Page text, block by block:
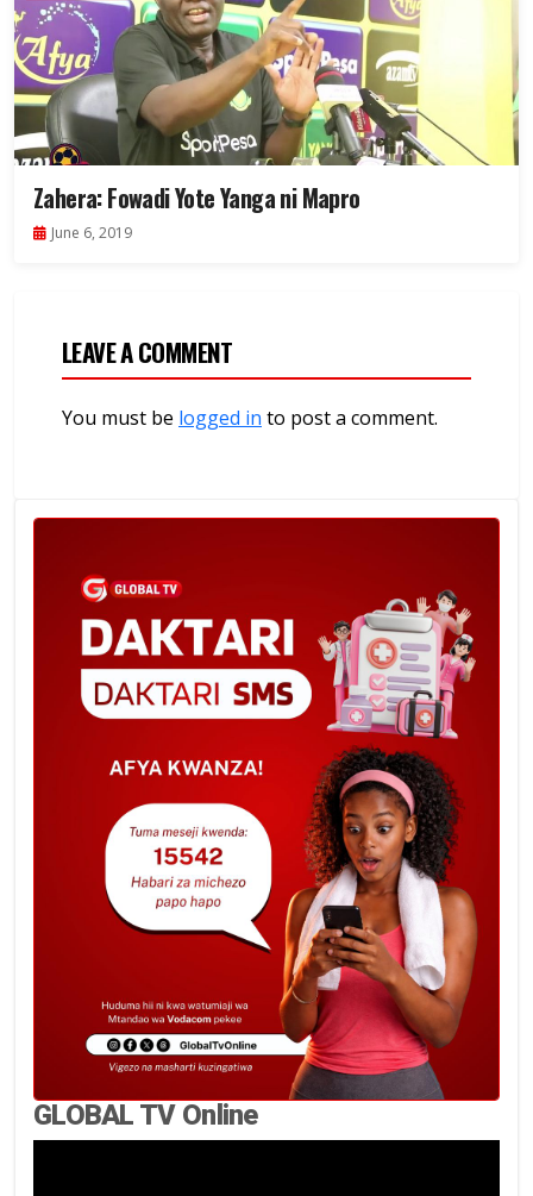
Zahera: Fowadi Yote Yanga ni Mapro
June 6, 2019
LEAVE A COMMENT
You must be logged in to post a comment.
GLOBAL TV Online